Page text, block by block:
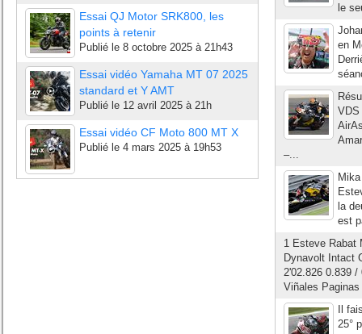
Essai QJ Motor SRK800, les
points à retenir
Publié le 8 octobre 2025 à 21h43
Essai vidéo Yamaha MT 07 2025
standard et Y AMT
Publié le 12 avril 2025 à 21h
Essai vidéo CF Moto 800 MT X
Publié le 4 mars 2025 à 19h53
le
en
VDS
–...
la
est
1 Esteve Rabat
Dynavolt Intact
2'02.826 0.839
Viñales
Il
25°